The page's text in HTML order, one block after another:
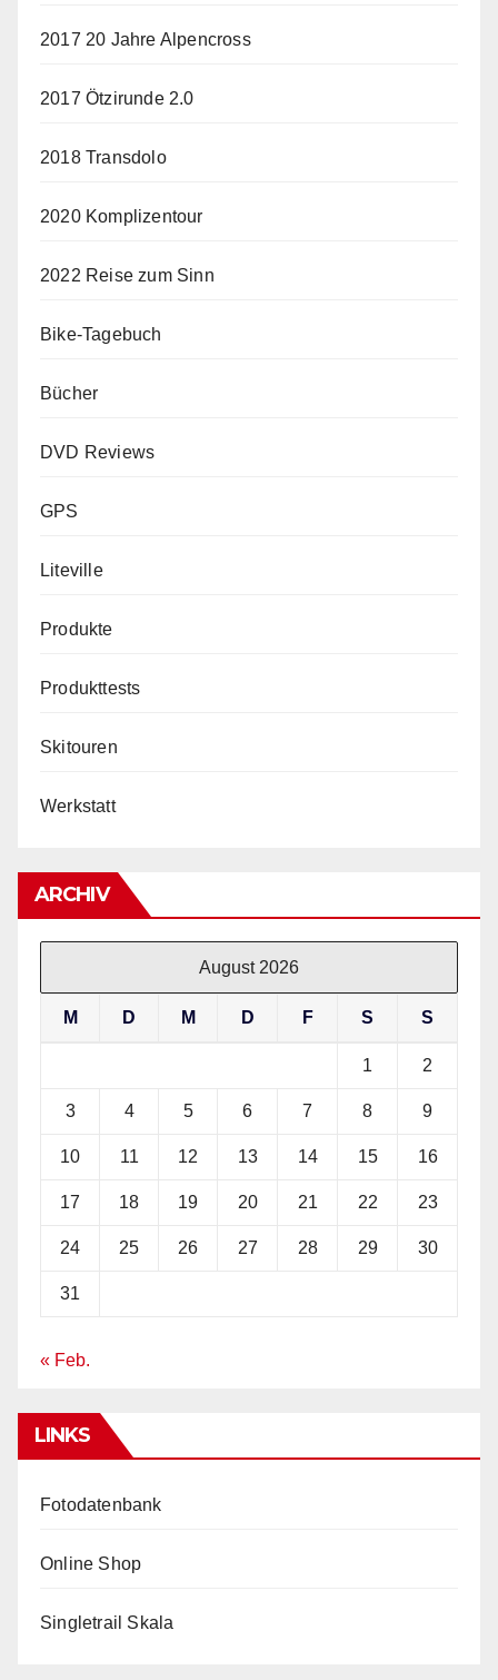
2017 20 Jahre Alpencross
2017 Ötzirunde 2.0
2018 Transdolo
2020 Komplizentour
2022 Reise zum Sinn
Bike-Tagebuch
Bücher
DVD Reviews
GPS
Liteville
Produkte
Produkttests
Skitouren
Werkstatt
ARCHIV
August 2026
M D M D F S S
1 2
3 4 5 6 7 8 9
10 11 12 13 14 15 16
17 18 19 20 21 22 23
24 25 26 27 28 29 30
31
« Feb.
LINKS
Fotodatenbank
Online Shop
Singletrail Skala